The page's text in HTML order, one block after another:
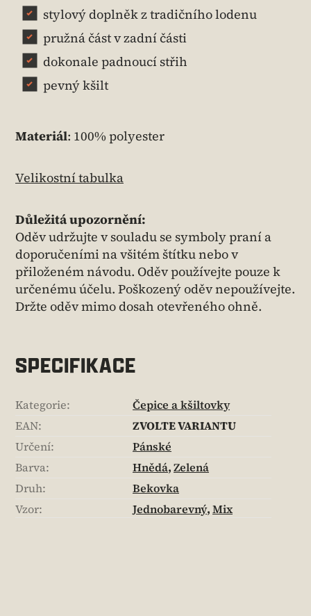
stylový doplněk z tradičního lodenu
pružná část v zadní části
dokonale padnoucí střih
pevný kšilt
Materiál: 100% polyester
Velikostní tabulka
Důležitá upozornění:
Oděv udržujte v souladu se symboly praní a
doporučeními na všitém štítku nebo v
přiloženém návodu. Oděv používejte pouze k
určenému účelu. Poškozený oděv nepoužívejte.
Držte oděv mimo dosah otevřeného ohně.
SPECIFIKACE
Kategorie:
Čepice a kšiltovky
EAN:
ZVOLTE VARIANTU
Určení:
Pánské
Barva: Hnědá,Zelená
Druh:
Bekovka
Vzor: Jednobarevný,Mix